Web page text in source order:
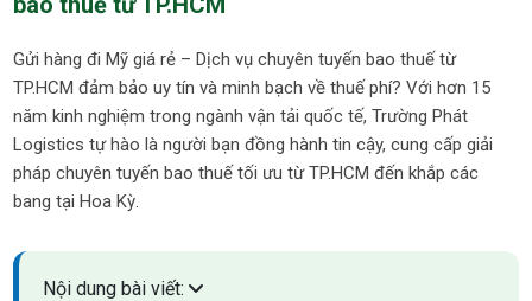
Gửi hàng đi Mỹ giá rẻ – Dịch vụ chuyên tuyến bao thuế từ
TP.HCM đảm bảo uy tín và minh bạch về thuế phí? Với hơn 15
năm kinh nghiệm trong ngành vận tải quốc tế, Trường Phát
Logistics tự hào là người bạn đồng hành tin cậy, cung cấp giải
pháp chuyên tuyến bao thuế tối ưu từ TP.HCM đến khắp các
bang tại Hoa Kỳ.
Nội dung bài viết: